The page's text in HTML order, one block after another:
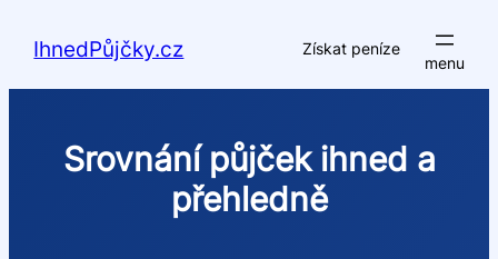
IhnedPůjčky.cz Získat peníze
Srovnání půjček ihned a
přehledně